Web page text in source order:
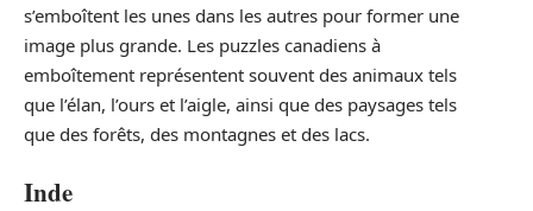
s’emboîtent les unes dans les autres pour former une
image plus grande. Les puzzles canadiens à
emboîtement représentent souvent des animaux tels
que l’élan, l’ours et l’aigle, ainsi que des paysages tels
que des forêts, des montagnes et des lacs.
Inde